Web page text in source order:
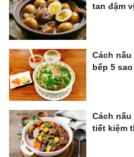
tan đậm
Cách
bếp 5
Cách
tiết kiệm